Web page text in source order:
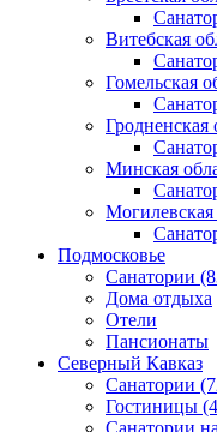
Витебская
Гомельская
Гродненская
Минская
Могилевская
Подмосковье
Санатории
Дома отдыха
Отели
Пансионаты
Северный Кавказ
Санатории
Гостиницы
Санатории